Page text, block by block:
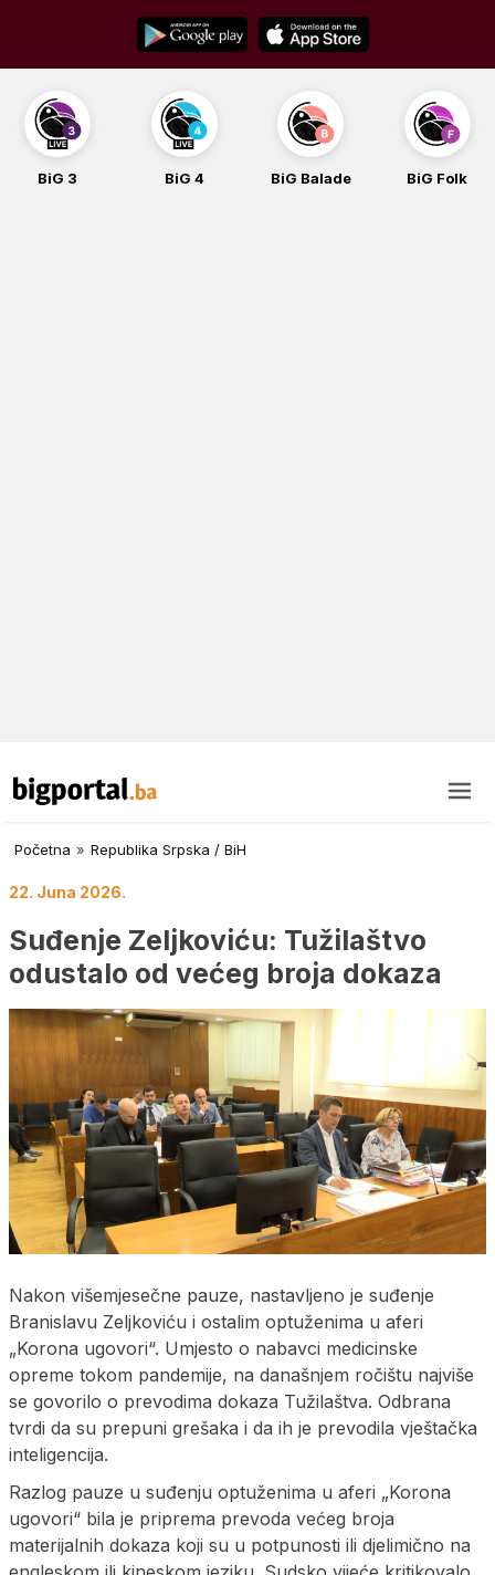
content
BiG 3 BiG 4 BiG Balade BiG Folk
Početna » Republika Srpska / BiH
22. Juna 2026.
Suđenje Zeljkoviću: Tužilaštvo
odustalo od većeg broja dokaza
Nakon višemjesečne pauze, nastavljeno je suđenje
Branislavu Zeljkoviću i ostalim optuženima u aferi
„Korona ugovori“. Umjesto o nabavci medicinske
opreme tokom pandemije, na današnjem ročištu najviše
se govorilo o prevodima dokaza Tužilaštva. Odbrana
tvrdi da su prepuni grešaka i da ih je prevodila vještačka
inteligencija.
Razlog pauze u suđenju optuženima u aferi „Korona
ugovori“ bila je priprema prevoda većeg broja
materijalnih dokaza koji su u potpunosti ili djelimično na